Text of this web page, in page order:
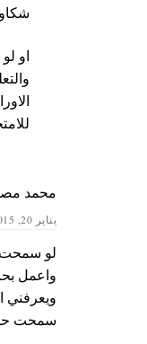
او
محمد
يناير 20, 2015 AT 10:39 م
لو سمحت
واعمل
ويعرفني
سمحت حد